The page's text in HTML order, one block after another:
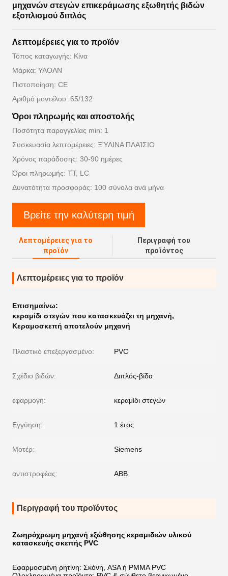
μηχανών στεγών επικεράμωσης εξωθητής βιδών
εξοπλισμού διπλός
Λεπτομέρειες για το προϊόν
Τόπος καταγωγής: Κίνα
Μάρκα: YAOAN
Πιστοποίηση: CE
Αριθμό μοντέλου: 65/132
Όροι πληρωμής και αποστολής
Ποσότητα παραγγελίας min: 1
Συσκευασία λεπτομέρειες: ΞΎΛΙΝΑ ΠΛΑΊΣΙΟ
Χρόνος παράδοσης: 30-90 ημέρες
Όροι πληρωμής: TT, LC
Δυνατότητα προσφοράς: 100 σύνολα ανά μήνα
Βρείτε την καλύτερη τιμή
Λεπτομέρειες για το
προϊόν
Περιγραφή του
προϊόντος
Λεπτομέρειες για το προϊόν
Επισημαίνω:
κεραμίδι στεγών που κατασκευάζει τη μηχανή,
Κεραμοσκεπή αποτελούν μηχανή
Πλαστικό επεξεργασμένο: PVC
Σχέδιο βιδών: Διπλός-βίδα
εφαρμογή: κεραμίδι στεγών
Εγγύηση: 1 έτος
Μοτέρ: Siemens
αντιστροφέας: ABB
Περιγραφή του προϊόντος
Ζωηρόχρωμη μηχανή εξώθησης κεραμιδιών υλικού
κατασκευής σκεπής PVC
Εφαρμοσμένη ρητίνη: Σκόνη, ASA ή PMMA PVC